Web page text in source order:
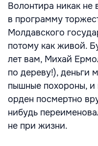
Волонтира никак не
в программу
Молдавского
потому как живой.
лет вам, Михай
по дереву!), деньги
пышные похороны, и
орден посмертно
нибудь
не при жизни.